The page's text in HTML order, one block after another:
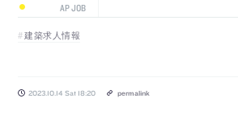
AP JOB
建築求人情報
2023.10.14 Sat 18:20 permalink